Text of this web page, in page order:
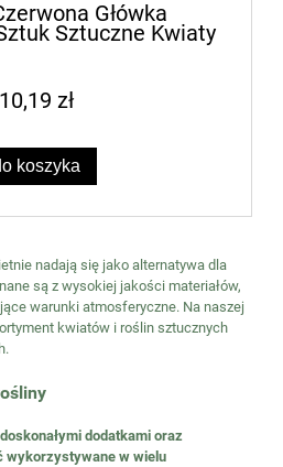
Główka
Sztuczne Kwiaty
10,19 zł
koszyka
nadają się jako alternatywa dla
są z wysokiej jakości materiałów,
warunki atmosferyczne. Na naszej
kwiatów i roślin sztucznych
dodatkami oraz
wykorzystywane w wielu